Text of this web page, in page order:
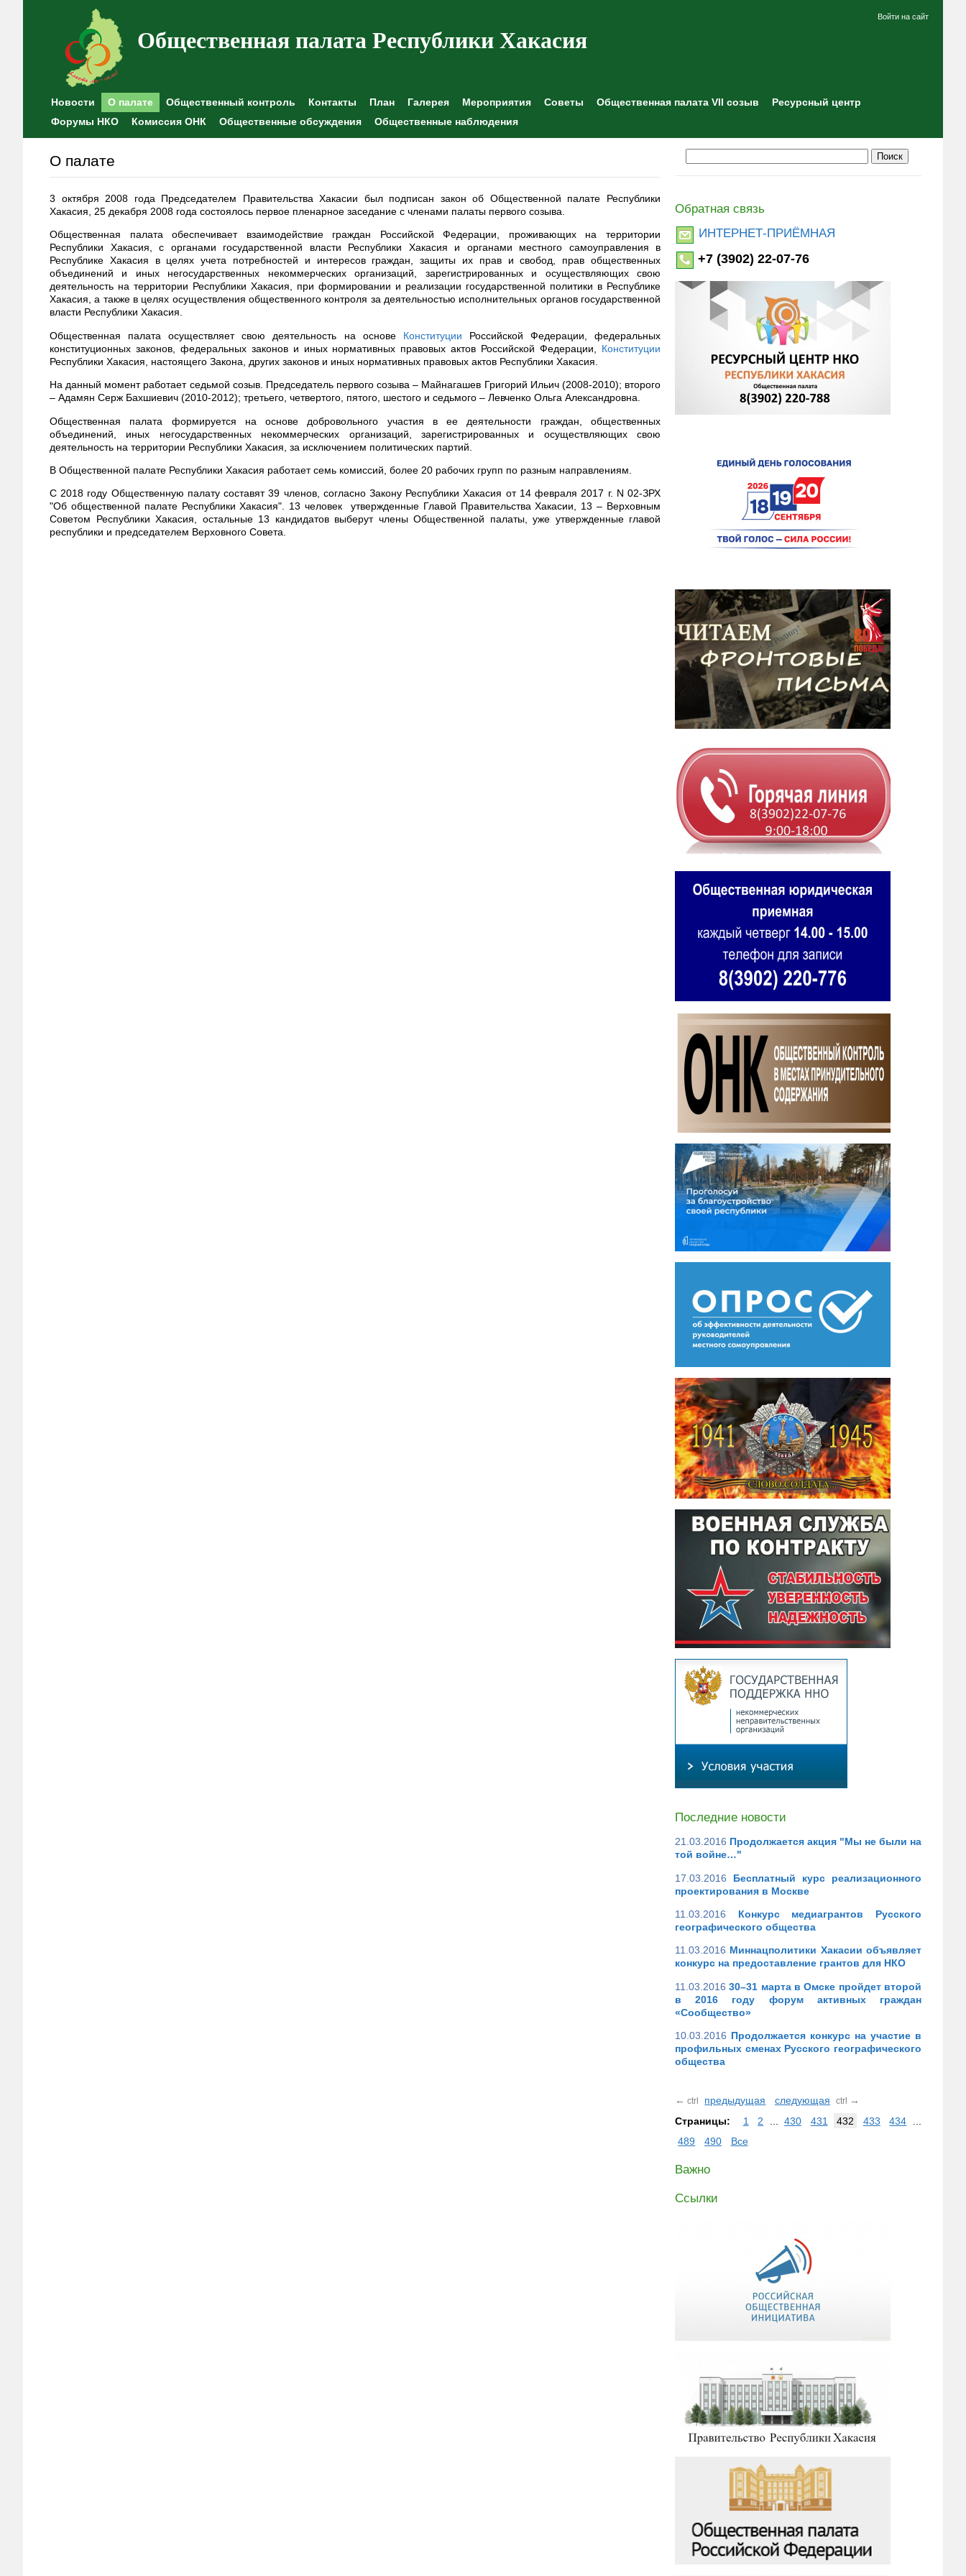
Общественная палата Республики Хакасия
Войти на сайт
Новости О палате Общественный контроль Контакты План Галерея Мероприятия Советы Общественная палата VII созыв
Ресурсный центр
Форумы НКО
Комиссия ОНК Общественные обсуждения Общественные наблюдения
О палате
3 октября 2008 года Председателем Правительства Хакасии был подписан закон об Общественной палате Республики
Хакасия, 25 декабря 2008 года состоялось первое пленарное заседание с членами палаты первого созыва.
Общественная палата обеспечивает взаимодействие граждан Российской Федерации, проживающих на территории
Республики Хакасия, с органами государственной власти Республики Хакасия и органами местного самоуправления в
Республике Хакасия в целях учета потребностей и интересов граждан, защиты их прав и свобод, прав общественных
объединений и иных негосударственных некоммерческих организаций, зарегистрированных и осуществляющих свою
деятельность на территории Республики Хакасия, при формировании и реализации государственной политики в Республике
Хакасия, а также в целях осуществления общественного контроля за деятельностью исполнительных органов государственной
власти Республики Хакасия.
Общественная палата осуществляет свою деятельность на основе Конституции Российской Федерации, федеральных
конституционных законов, федеральных законов и иных нормативных правовых актов Российской Федерации, Конституции
Республики Хакасия, настоящего Закона, других законов и иных нормативных правовых актов Республики Хакасия.
На данный момент работает седьмой созыв. Председатель первого созыва – Майнагашев Григорий Ильич (2008-2010); второго
– Адамян Серж Бахшиевич (2010-2012); третьего, четвертого, пятого, шестого и седьмого – Левченко Ольга Александровна.
Общественная палата формируется на основе добровольного участия в ее деятельности граждан, общественных
объединений, иных негосударственных некоммерческих организаций, зарегистрированных и осуществляющих свою
деятельность на территории Республики Хакасия, за исключением политических партий.
В Общественной палате Республики Хакасия работает семь комиссий, более 20 рабочих групп по разным направлениям.
С 2018 году Общественную палату составят 39 членов, согласно Закону Республики Хакасия от 14 февраля 2017 г. N 02-ЗРХ
"Об общественной палате Республики Хакасия". 13 человек утвержденные Главой Правительства Хакасии, 13 – Верховным
Советом Республики Хакасия, остальные 13 кандидатов выберут члены Общественной палаты, уже утвержденные главой
республики и председателем Верховного Совета.
Обратная связь
ИНТЕРНЕТ-ПРИЁМНАЯ
+7 (3902) 22-07-76
Последние новости
21.03.2016 Продолжается акция "Мы не были на
той войне…"
17.03.2016
Бесплатный курс реализационного
проектирования в Москве
11.03.2016
Конкурс медиагрантов Русского
географического общества
11.03.2016 Миннацполитики Хакасии объявляет
конкурс на предоставление грантов для НКО
11.03.2016 30–31 марта в Омске пройдет второй
в 2016 году форум активных граждан
«Сообщество»
10.03.2016 Продолжается конкурс на участие в
профильных сменах Русского географического
общества
← ctrl предыдущая следующая ctrl →
Страницы:
1 2 430 431 432 433 434
489
490 Все
Важно
Ссылки